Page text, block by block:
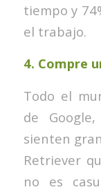
tiempo y
el trabajo.
4. Compre
Todo el
de
sienten
Retriever
no es